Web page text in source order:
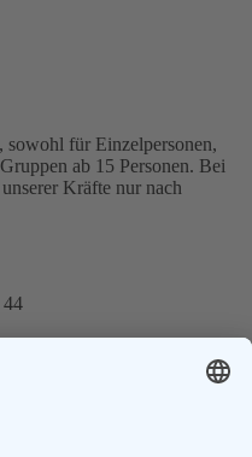
sowohl für Einzelpersonen,
ab 15 Personen. Bei
Kräfte nur nach